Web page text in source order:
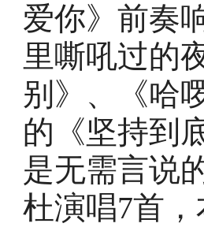
爱你》前奏
里嘶吼过的
别》、《哈
的《坚持到
是无需言说
杜演唱7首